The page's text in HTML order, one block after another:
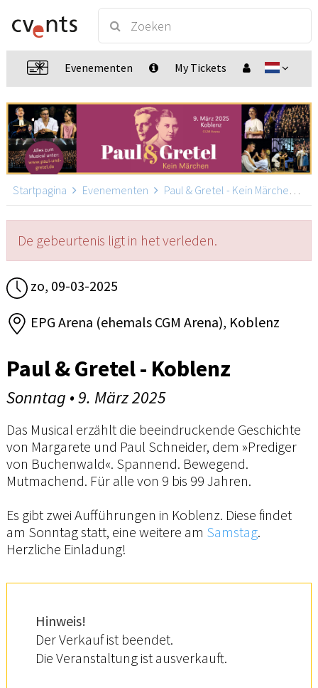
Evenementen My Tickets
Startpagina Evenementen Paul & Gretel - Kein Märchen
De gebeurtenis ligt in het verleden.
zo, 09-03-2025
EPG Arena (ehemals CGM Arena), Koblenz
Paul & Gretel - Koblenz
Sonntag • 9. März 2025
Das Musical erzählt die beeindruckende Geschichte
von Margarete und Paul Schneider, dem »Prediger
von Buchenwald«. Spannend. Bewegend.
Mutmachend. Für alle von 9 bis 99 Jahren.
Es gibt zwei Aufführungen in Koblenz. Diese findet
am Sonntag statt, eine weitere am Samstag.
Herzliche Einladung!
Hinweis!
Der Verkauf ist beendet.
Die Veranstaltung ist ausverkauft.